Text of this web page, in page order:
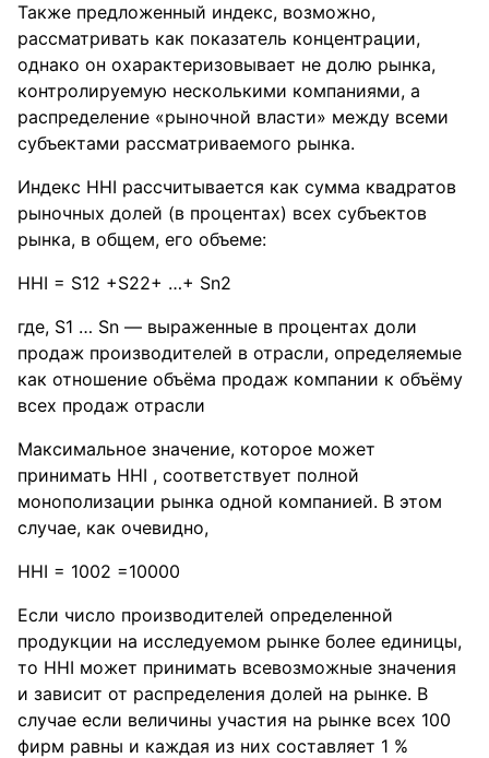
Также предложенный индекс, возможно,
рассматривать как показатель концентрации,
однако он охарактеризовывает не долю рынка,
контролируемую несколькими компаниями, а
распределение «рыночной власти» между всеми
субъектами рассматриваемого рынка.
Индекс HHI рассчитывается как сумма квадратов
рыночных долей (в процентах) всех субъектов
рынка, в общем, его объеме:
HHI = S12 +S22+ …+ Sn2
где, S1 … Sn — выраженные в процентах доли
продаж производителей в отрасли, определяемые
как отношение объёма продаж компании к объёму
всех продаж отрасли
Максимальное значение, которое может
принимать HHI , соответствует полной
монополизации рынка одной компанией. В этом
случае, как очевиднo,
HHI = 1002 =10000
Если число производителей определенной
продукции на исследуемом рынке более единицы,
то HHI может принимать всевозможные значения
и зависит от распределения долeй на рынке. В
случае если величины участия на рынке всех 100
фирм равны и каждая из них составляет 1 %